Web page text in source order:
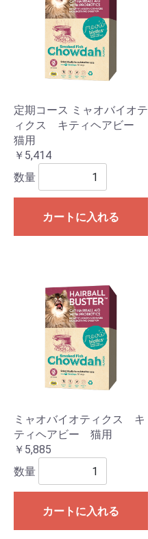
定期コース ミャオバイオテ
ィクス キティヘアビー
猫用
￥5,414
数量
カートに入れる
ミャオバイオティクス キ
ティヘアビー 猫用
￥5,885
数量
カートに入れる